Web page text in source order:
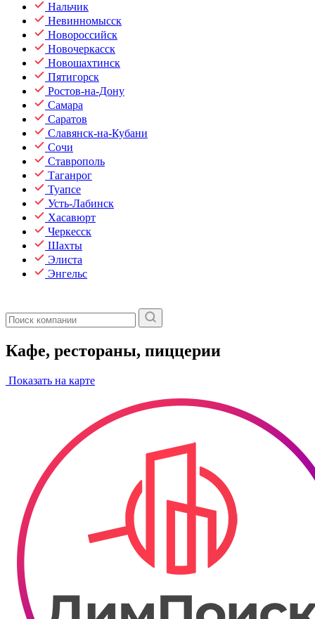
Нальчик
Невинномысск
Новороссийск
Новочеркасск
Новошахтинск
Пятигорск
Ростов-на-Дону
Самара
Саратов
Славянск-на-Кубани
Сочи
Ставрополь
Таганрог
Туапсе
Усть-Лабинск
Хасавюрт
Черкесск
Шахты
Элиста
Энгельс
Кафе, рестораны, пиццерии
Показать на карте